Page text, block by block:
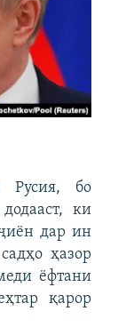
Русия, бо
ки
дар ин
ҳазор
ёфтани
қарор